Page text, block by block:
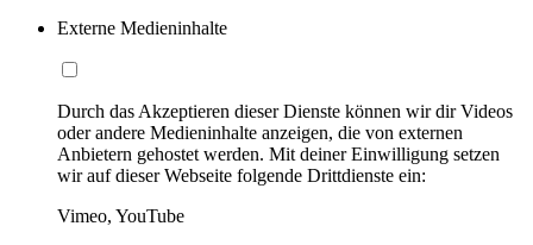
Externe Medieninhalte
Durch das Akzeptieren dieser Dienste können wir dir Videos
oder andere Medieninhalte anzeigen, die von externen
Anbietern gehostet werden. Mit deiner Einwilligung setzen
wir auf dieser Webseite folgende Drittdienste ein:
Vimeo, YouTube